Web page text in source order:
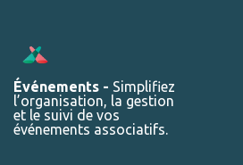
Événements - Simplifiez
l’organisation, la gestion
et le suivi de vos
événements associatifs.